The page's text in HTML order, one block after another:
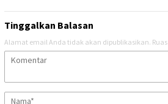
Tinggalkan Balasan
Alamat email Anda tidak akan dipublikasikan.